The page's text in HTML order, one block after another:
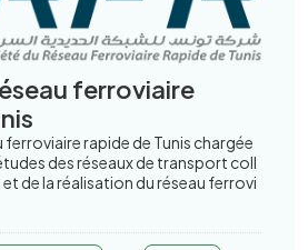
ferroviaire
ferroviaire rapide de Tunis chargée
des réseaux de transport coll
de la réalisation du réseau ferrovi